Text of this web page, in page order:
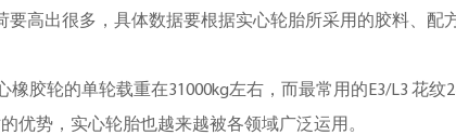
高出很多，具体数据要根据实心轮胎所采用的胶料、配
胶轮的单轮载重在31000kg左右，而最常用的E3/L3 花纹
优势，实心轮胎也越来越被各领域广泛运用。